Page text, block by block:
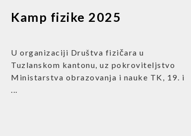
Kamp fizike 2025
U organizaciji Društva fizičara u
Tuzlanskom kantonu, uz pokroviteljstvo
Ministarstva obrazovanja i nauke TK, 19. i
...